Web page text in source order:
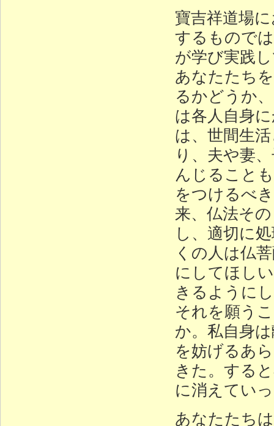
寶吉祥道場
するもので
が学び実践
あなたたち
るかどうか
は各人自身
は、世間生
り、夫や妻
んじること
をつけるべ
来、仏法そ
し、適切に
くの人は仏
にしてほし
きるように
それを願う
か。私自身
を妨げるあ
きた。する
に消えてい
あなたたち